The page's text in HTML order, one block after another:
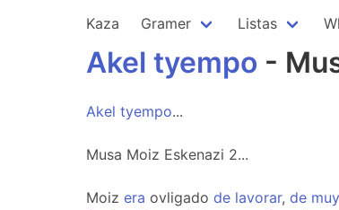
Kaza Gramer Listas
Akel tyempo -
Akel tyempo...
Musa Moiz Eskenazi 2...
Moiz era ovligado de lavorar, de muy